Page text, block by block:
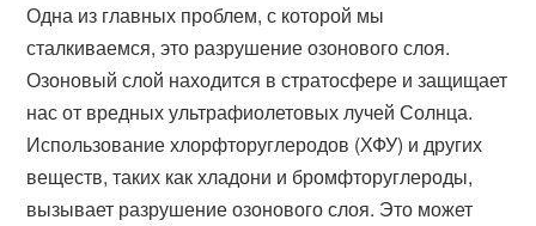
Одна из главных проблем, с которой мы
сталкиваемся, это разрушение озонового слоя.
Озоновый слой находится в стратосфере и защищает
нас от вредных ультрафиолетовых лучей Солнца.
Использование хлорфторуглеродов (ХФУ) и других
веществ, таких как хладони и бромфторуглероды,
вызывает разрушение озонового слоя. Это может